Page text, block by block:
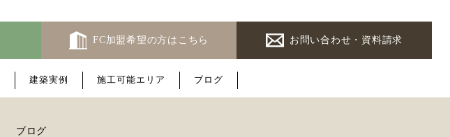
FC加盟希望の方はこちら お問い合わせ・資料請求
建築実例 施工可能エ リ ア ブ ロ グ
ブ ロ グ